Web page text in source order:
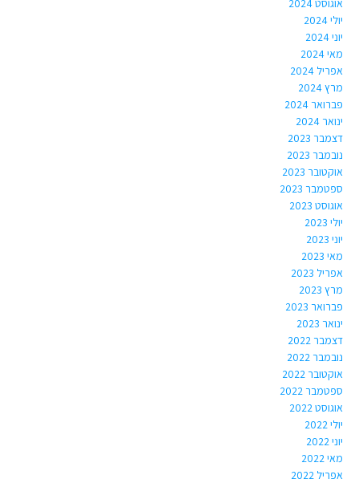
אוגוסט 2024
יולי 2024
יוני 2024
מאי 2024
אפריל 2024
מרץ 2024
פברואר 2024
ינואר 2024
דצמבר 2023
נובמבר 2023
אוקטובר 2023
ספטמבר 2023
אוגוסט 2023
יולי 2023
יוני 2023
מאי 2023
אפריל 2023
מרץ 2023
פברואר 2023
ינואר 2023
דצמבר 2022
נובמבר 2022
אוקטובר 2022
ספטמבר 2022
אוגוסט 2022
יולי 2022
יוני 2022
מאי 2022
אפריל 2022